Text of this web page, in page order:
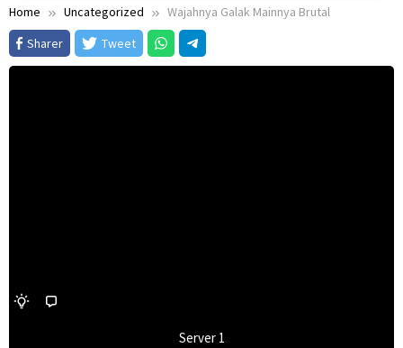
Home Uncategorized
Wajahnya Galak Mainnya Brutal
Sharer
Tweet
Server 1